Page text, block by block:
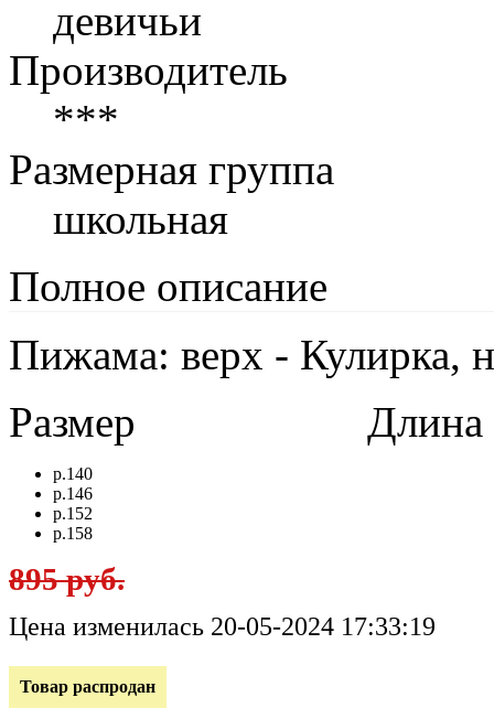
девичьи
Производитель
***
Размерная группа
школьная
Полное описание
Пижама: верх - Кулирка,
Размер
Длина в
р.140
р.146
р.152
р.158
895 руб.
Цена изменилась 20-05-2024 17:33:19
Товар распродан